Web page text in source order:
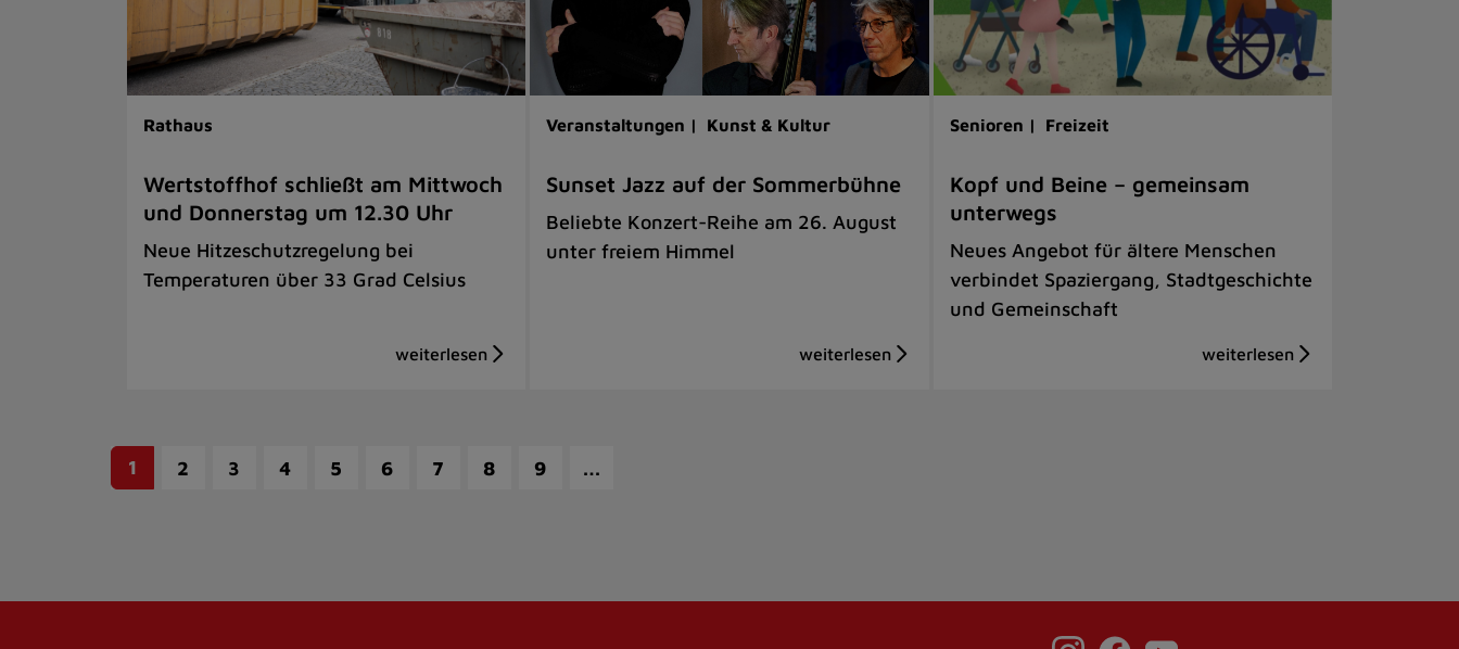
Rathaus
Wertstoffhof schließt am Mittwoch
und Donnerstag um 12.30 Uhr
Neue Hitzeschutzregelung bei
Temperaturen über 33 Grad Celsius
Veranstaltungen | Kunst & Kultur
Sunset Jazz auf der Sommerbühne
Beliebte Konzert-Reihe am 26. August
unter freiem Himmel
Senioren | Freizeit
Kopf und Beine – gemeinsam
unterwegs
Neues Angebot für ältere Menschen
verbindet Spaziergang, Stadtgeschichte
und Gemeinschaft
1 2 3 4 5 6 7 8 9 …